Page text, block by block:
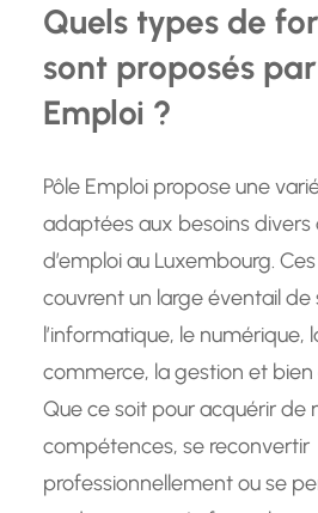
Quels types de
sont proposés
Emploi ?
Pôle Emploi propose une
adaptées aux besoins
d’emploi au Luxembourg.
couvrent un large éventail de
l’informatique, le numérique,
commerce, la gestion et bien
Que ce soit pour acquérir de
compétences, se reconvertir
professionnellement ou se